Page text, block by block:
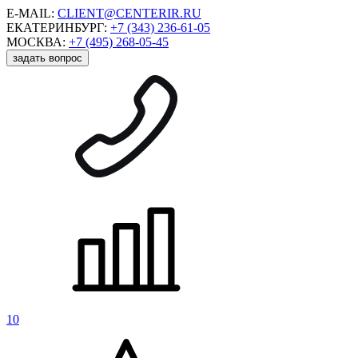
E-MAIL: CLIENT@CENTERIR.RU
ЕКАТЕРИНБУРГ: +7 (343) 236-61-05
МОСКВА: +7 (495) 268-05-45
задать вопрос
10